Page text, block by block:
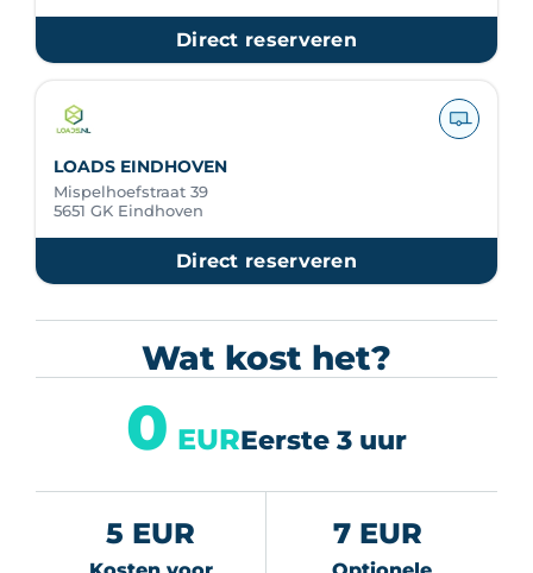
Direct reserveren
LOADS EINDHOVEN
Mispelhoefstraat 39
5651 GK Eindhoven
Direct reserveren
Wat kost het?
5 EUR
0 EUREerste 3 uur
7 EUR